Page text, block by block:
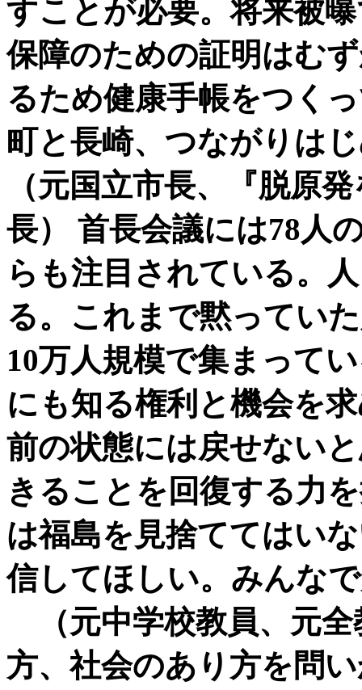
すことが必要。将来被
保障のための証明はむ
るため健康手帳をつく
町と長崎、つながり
（元国立市長、『脱原
長） 首長会議には78人
らも注目されている。
る。これまで黙ってい
10万人規模で集まって
にも知る権利と機会を
前の状態には戻せない
きることを回復する力
は福島を見捨ててはい
信してほしい。みんな
（元中学校教員、元全
方、社会のあり方を問